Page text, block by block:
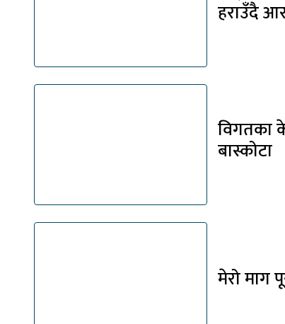
हराउँदै
विगतका
बास्कोटा
मेरो माग